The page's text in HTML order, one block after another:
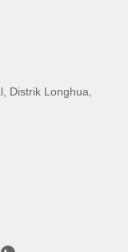
Distrik Longhua,